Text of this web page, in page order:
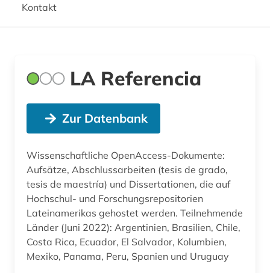
Kontakt
LA Referencia
Zur Datenbank
Wissenschaftliche OpenAccess-Dokumente:
Aufsätze, Abschlussarbeiten (tesis de grado,
tesis de maestría) und Dissertationen, die auf
Hochschul- und Forschungsrepositorien
Lateinamerikas gehostet werden. Teilnehmende
Länder (Juni 2022): Argentinien, Brasilien, Chile,
Costa Rica, Ecuador, El Salvador, Kolumbien,
Mexiko, Panama, Peru, Spanien und Uruguay